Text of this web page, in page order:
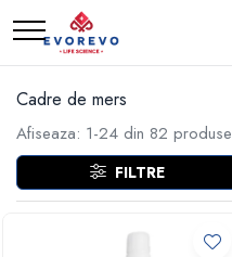
Medical
Nebulizatoare
Concentratoare oxigen
Pulsoximetrie
Metrologie
Termometre
Higrometre
Termohigrometre
Cronometre
Cadre de mers
Afiseaza: 1-24 din 82 produse
FILTRE